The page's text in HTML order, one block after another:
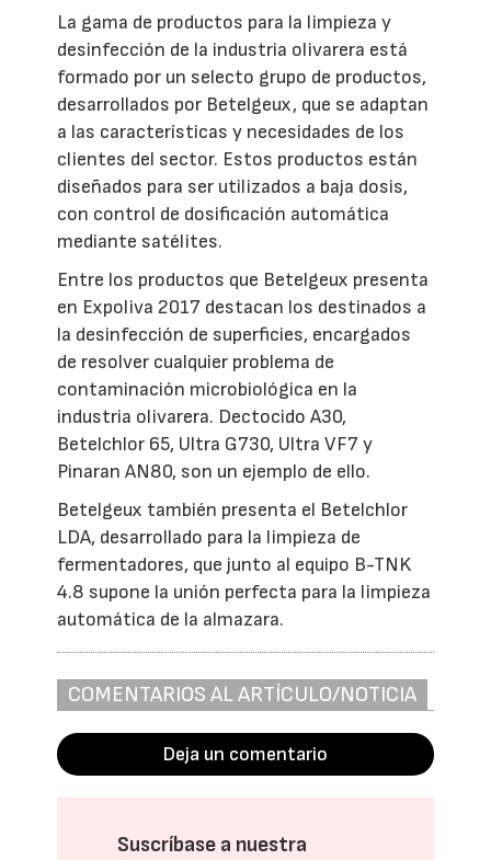
La gama de productos para la limpieza y
desinfección de la industria olivarera está
formado por un selecto grupo de productos,
desarrollados por Betelgeux, que se adaptan
a las características y necesidades de los
clientes del sector. Estos productos están
diseñados para ser utilizados a baja dosis,
con control de dosificación automática
mediante satélites.
Entre los productos que Betelgeux presenta
en Expoliva 2017 destacan los destinados a
la desinfección de superficies, encargados
de resolver cualquier problema de
contaminación microbiológica en la
industria olivarera. Dectocido A30,
Betelchlor 65, Ultra G730, Ultra VF7 y
Pinaran AN80, son un ejemplo de ello.
Betelgeux también presenta el Betelchlor
LDA, desarrollado para la limpieza de
fermentadores, que junto al equipo B-TNK
4.8 supone la unión perfecta para la limpieza
automática de la almazara.
COMENTARIOS AL ARTÍCULO/NOTICIA
Deja un comentario
Suscríbase a nuestra